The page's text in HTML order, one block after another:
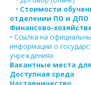
• Стоимости
отделении ПО и ДПО
Финансово-
• Ссылка на
информации о
учреждениях
Вакантные места
Доступная среда